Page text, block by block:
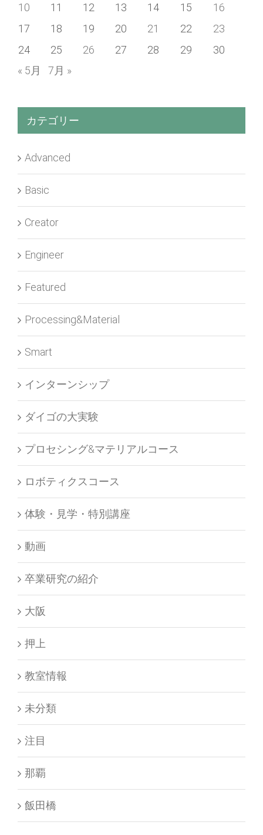
10
11 12 13 14 15
16
17
18 19 20 21 22
23
24
25 26 27 28 29
30
« 5月
7月 »
カテゴリー
Advanced
Basic
Creator
Engineer
Featured
Processing&Material
Smart
インターンシップ
ダイゴの大実験
プロセシング&マテリアルコース
ロボティクスコース
体験・見学・特別講座
動画
卒業研究の紹介
大阪
押上
教室情報
未分類
注目
那覇
飯田橋